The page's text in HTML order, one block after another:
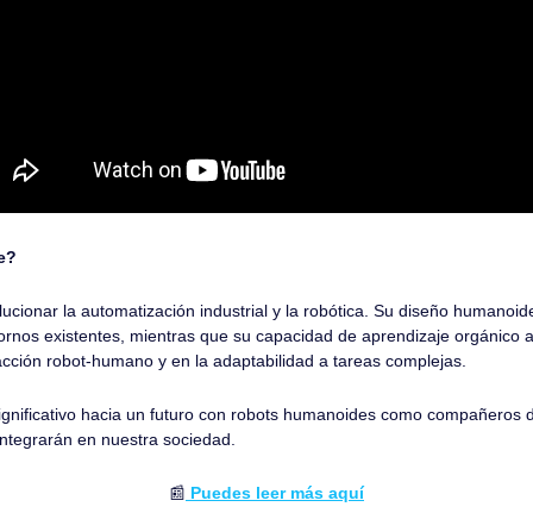
la automatización industrial y la robótica. Su diseño
existentes, mientras que su capacidad de aprendizaje orgánico
robot-humano y en la adaptabilidad a tareas complejas.
hacia un futuro con robots humanoides como compañeros
en nuestra sociedad.
📰 Puedes leer más aquí